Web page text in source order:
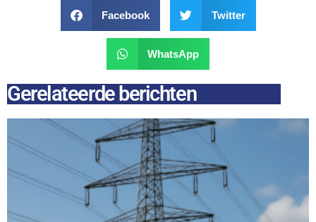
Facebook Twitter
WhatsApp
Gerelateerde berichten